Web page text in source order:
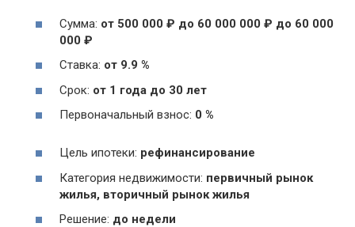
Сумма: от 500 000 ₽ до 60 000 000 ₽ до 60 000
000 ₽
Ставка: от 9.9 %
Срок: от 1 года до 30 лет
Первоначальный взнос: 0 %
Цель ипотеки: рефинансирование
Категория недвижимости: первичный рынок
жилья, вторичный рынок жилья
Решение: до недели